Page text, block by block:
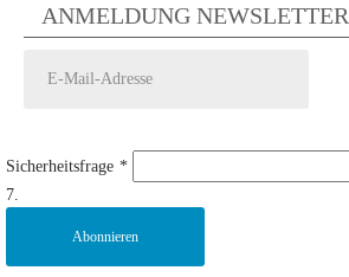
ANMELDUNG NEWSLETTER
Sicherheitsfrage *
7.
Abonnieren